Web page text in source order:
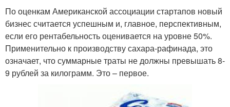
По оценкам Американской ассоциации стартапов новый
бизнес считается успешным и, главное, перспективным,
если его рентабельность оценивается на уровне 50%.
Применительно к производству сахара-рафинада, это
означает, что суммарные траты не должны превышать 8-
9 рублей за килограмм. Это – первое.